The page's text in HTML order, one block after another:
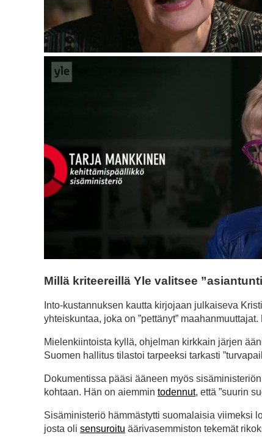
Millä kriteereillä Yle valitsee
Into-kustannuksen kautta kirjojaan julkaiseva
yhteiskuntaa, joka on ”pettänyt”
Mielenkiintoista kyllä, ohjelman kirkkain järjen
Suomen hallitus tilastoi tarpeeksi tarkasti
Dokumentissa pääsi ääneen myös
kohtaan. Hän on aiemmin todennut, että ”suurin
Sisäministeriö hämmästytti suomalaisia viimeksi
josta oli sensuroitu äärivasemmiston tekemät